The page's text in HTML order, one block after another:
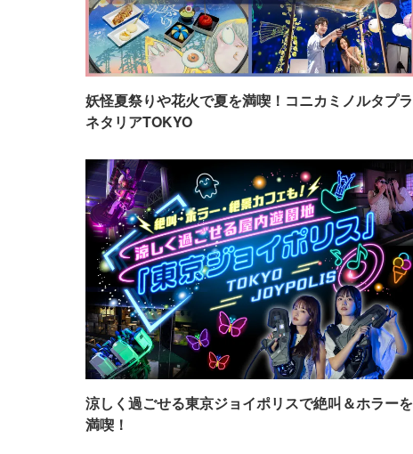
妖怪夏祭りや花火で夏を満喫！コニカミノルタプラ
ネタリアTOKYO
涼しく過ごせる東京ジョイポリスで絶叫＆ホラーを
満喫！